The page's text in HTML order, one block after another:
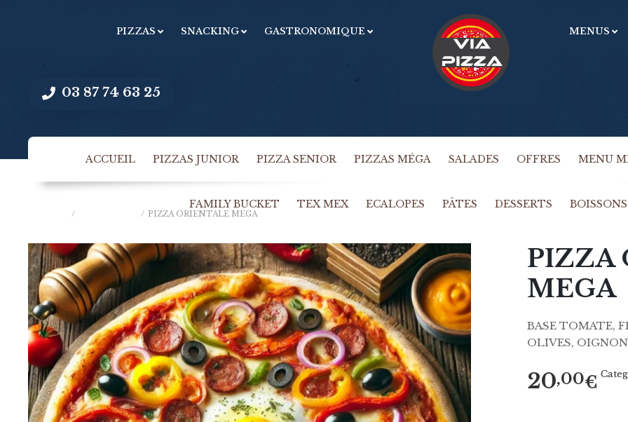
MENUS
PIZZAS SNACKING GASTRONOMIQUE
03 87 74 63 25
OBLIGATOIRE
ACCUEIL PIZZAS JUNIOR PIZZA SENIOR PIZZAS MÉGA SALADES OFFRES MENU
FAMILY BUCKET TEX MEX ECALOPES PÂTES DESSERTS BOISSONS
/ / PIZZA ORIENTALE MEGA
PIZZA
MEGA
BASE TOMATE,
OLIVES,
20,00€